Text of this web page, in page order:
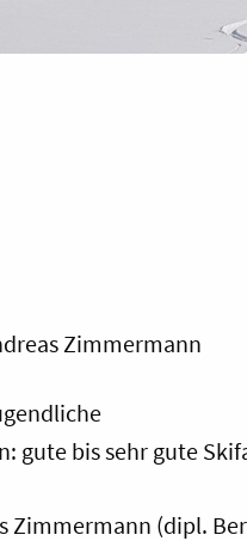
Zimmermann
gute bis sehr gute
Zimmermann (dipl.